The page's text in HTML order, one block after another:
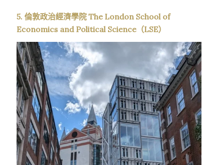
5. 倫敦政治經濟學院 The London School of
Economics and Political Science（LSE）